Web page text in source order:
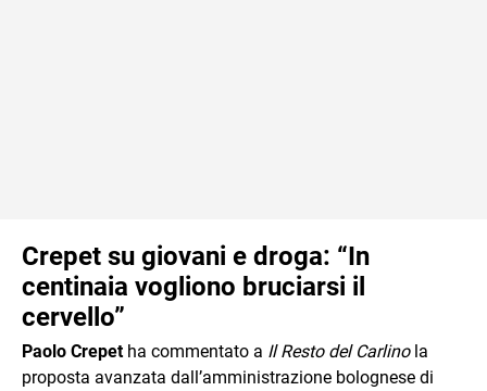
Crepet su giovani e droga: “In
centinaia vogliono bruciarsi il
cervello”
Paolo Crepetha commentato a Il Resto del Carlinola
proposta avanzata dall’amministrazione bolognese di